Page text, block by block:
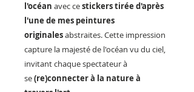
l'océan avec cestickers tirée d'après
l'une de mes peintures
originalesabstraites. Cette impression
capture la majesté de l'océan vu du ciel,
invitant chaque spectateur à
se(re)connecter à la nature à